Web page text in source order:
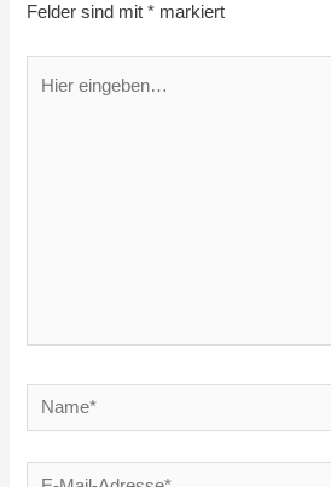
Felder sind mit* markiert
Name*
E-